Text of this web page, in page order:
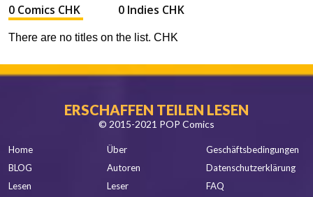
0 Comics CHK 0 Indies CHK
There are no titles on the list. CHK
ERSCHAFFEN TEILEN LESEN
© 2015-2021 POP Comics
Home
BLOG
Lesen
Über
Autoren
Leser
Geschäftsbedingungen
Datenschutzerklärung
FAQ